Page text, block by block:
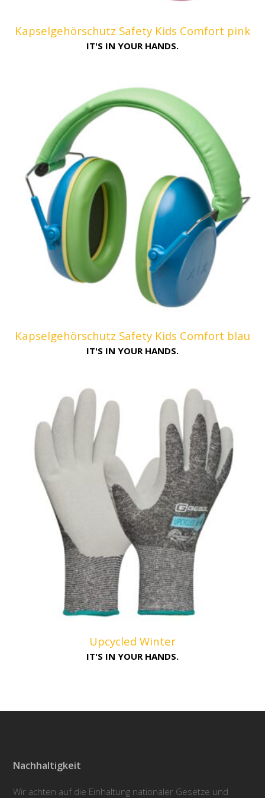
Kapselgehörschutz Safety Kids Comfort pink
IT'S IN YOUR HANDS.
Kapselgehörschutz Safety Kids Comfort blau
IT'S IN YOUR HANDS.
Upcycled Winter
IT'S IN YOUR HANDS.
Nachhaltigkeit
Wir achten auf die Einhaltung nationaler Gesetze und